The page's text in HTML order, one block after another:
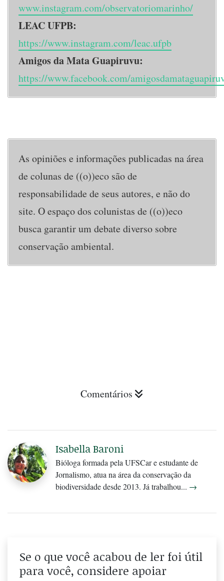
www.instagram.com/observatoriomarinho/
LEAC UFPB:
https://www.instagram.com/leac.ufpb
Amigos da Mata Guapiruvu:
https://www.facebook.com/
As opiniões e informações publicadas na área
de colunas de ((o))eco são de
responsabilidade de seus autores, e não do
site. O espaço dos colunistas de ((o))eco
busca garantir um debate diverso sobre
conservação ambiental.
Comentários
Isabella Baroni
Bióloga formada pela UFSCar e estudante de
Jornalismo, atua na área da conservação da
biodiversidade desde 2013. Já trabalhou... →
Se o que você acabou de ler foi útil
para você, considere apoiar